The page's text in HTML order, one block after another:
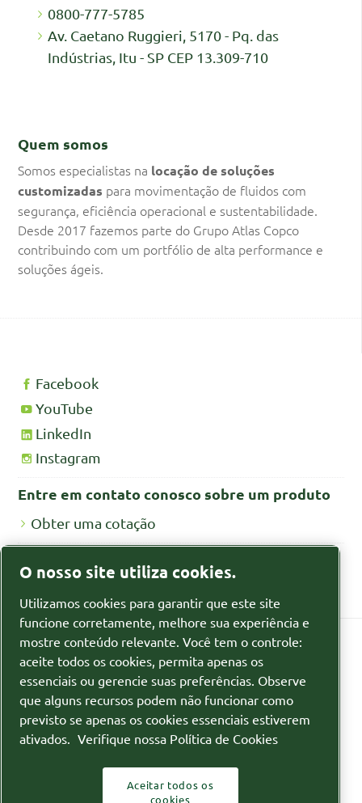
0800-777-5785
Av. Caetano Ruggieri, 5170 - Pq. das
Indústrias, Itu - SP CEP 13.309-710
Quem somos
Somos especialistas na locação de soluções
customizadas para movimentação de fluidos com
segurança, eficiência operacional e sustentabilidade.
Desde 2017 fazemos parte do Grupo Atlas Copco
contribuindo com um portfólio de alta performance e
soluções ágeis.
Facebook
YouTube
LinkedIn
Instagram
Entre em contato conosco sobre um produto
Obter uma cotação
Política de privacidade
Gerenciar cookies
Sitemap
© 2026 Itubombas
O nosso site utiliza cookies.
Utilizamos cookies para garantir que este site
funcione corretamente, melhore sua experiência e
mostre conteúdo relevante. Você tem o controle:
aceite todos os cookies, permita apenas os
essenciais ou gerencie suas preferências. Observe
que alguns recursos podem não funcionar como
previsto se apenas os cookies essenciais estiverem
ativados. Verifique nossa Política de Cookies
Aceitar todos os
cookies